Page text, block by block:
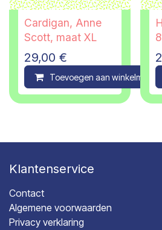
Cardigan, Anne
Scott, maat XL
29,00 €
Toevoegen aan winkelmandje
Klantenservice
Contact
Algemene voorwaarden
Privacy verklaring